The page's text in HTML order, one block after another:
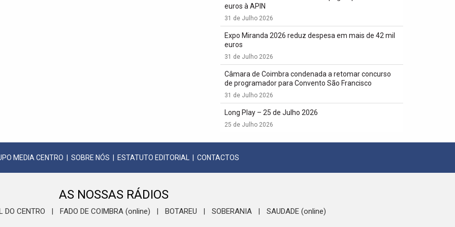
euros à APIN
31 de Julho 2026
Expo Miranda 2026 reduz despesa em mais de 42 mil
euros
31 de Julho 2026
Câmara de Coimbra condenada a retomar concurso
de programador para Convento São Francisco
31 de Julho 2026
Long Play – 25 de Julho 2026
25 de Julho 2026
MEDIA CENTRO SOBRE NÓS ESTATUTO EDITORIAL CONTACTOS
AS NOSSAS RÁDIOS
DO CENTRO FADO DE COIMBRA (online) BOTAREU SOBERANIA SAUDADE (online)